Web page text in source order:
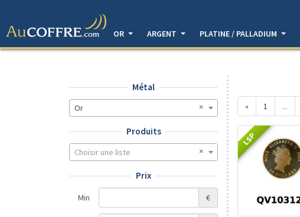
OR
ARGENT PLATINE / PALLADIUM
Métal
Or
Produits
Choisir une liste
Prix
Min €
« 1 ...
LSP